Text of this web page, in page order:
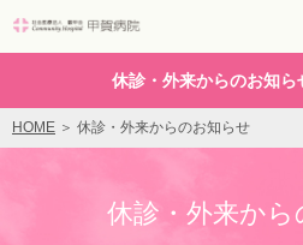
社会医療法人 駿甲
HOME 休診・外来からのお知らせ
休診・外来か
休診・外来からのお知ら